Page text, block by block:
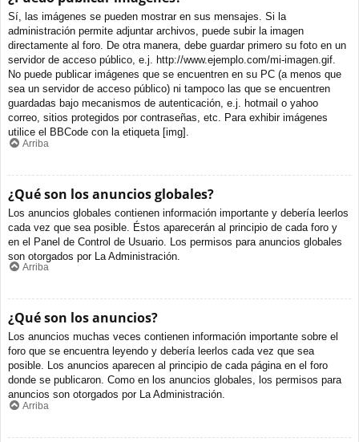
Sí, las imágenes se pueden mostrar en sus mensajes. Si la
administración permite adjuntar archivos, puede subir la imagen
directamente al foro. De otra manera, debe guardar primero su foto en un
servidor de acceso público, e.j. http://www.ejemplo.com/mi-imagen.gif.
No puede publicar imágenes que se encuentren en su PC (a menos que
sea un servidor de acceso público) ni tampoco las que se encuentren
guardadas bajo mecanismos de autenticación, e.j. hotmail o yahoo
correo, sitios protegidos por contraseñas, etc. Para exhibir imágenes
utilice el BBCode con la etiqueta [img].
Arriba
¿Qué son los anuncios globales?
Los anuncios globales contienen información importante y debería leerlos
cada vez que sea posible. Éstos aparecerán al principio de cada foro y
en el Panel de Control de Usuario. Los permisos para anuncios globales
son otorgados por La Administración.
Arriba
¿Qué son los anuncios?
Los anuncios muchas veces contienen información importante sobre el
foro que se encuentra leyendo y debería leerlos cada vez que sea
posible. Los anuncios aparecen al principio de cada página en el foro
donde se publicaron. Como en los anuncios globales, los permisos para
anuncios son otorgados por La Administración.
Arriba